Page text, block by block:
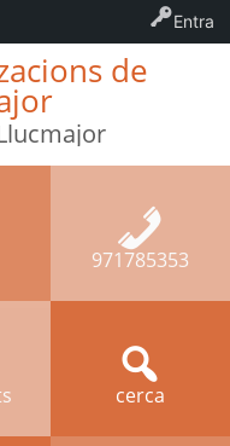
de
971785353
cerca
Entra